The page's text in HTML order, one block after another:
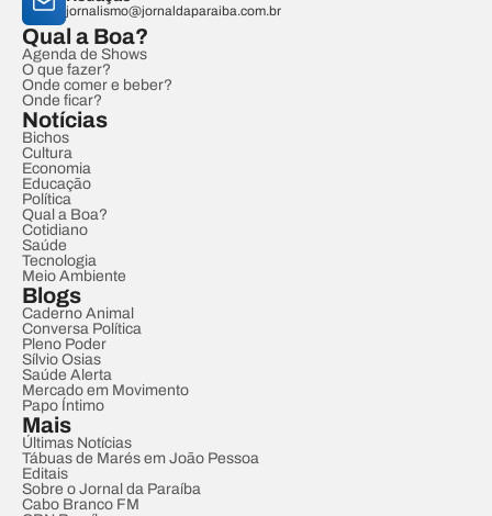
jornalismo@jornaldaparaiba.com.br
Qual a Boa?
Agenda de Shows
O que fazer?
Onde comer e beber?
Onde ficar?
Notícias
Bichos
Cultura
Economia
Educação
Política
Qual a Boa?
Cotidiano
Saúde
Tecnologia
Meio Ambiente
Blogs
Caderno Animal
Conversa Política
Pleno Poder
Sílvio Osias
Saúde Alerta
Mercado em Movimento
Papo Íntimo
Mais
Últimas Notícias
Tábuas de Marés em João Pessoa
Editais
Sobre o Jornal da Paraíba
Cabo Branco FM